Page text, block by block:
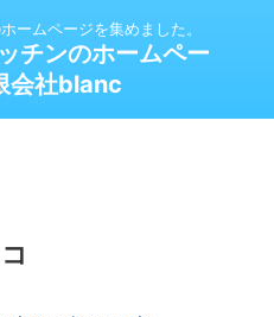
ームページを集めました。
チンのホームペー
会社blanc